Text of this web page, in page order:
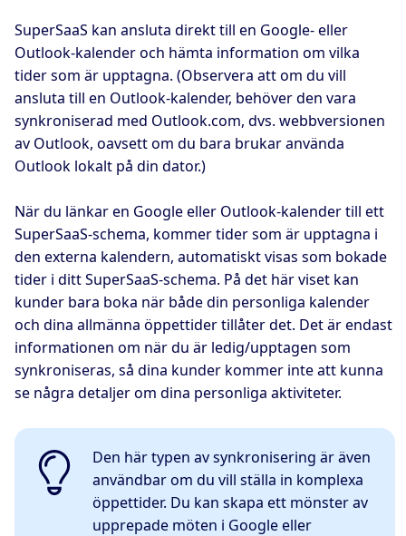
SuperSaaS kan ansluta direkt till en Google- eller
Outlook-kalender och hämta information om vilka
tider som är upptagna. (Observera att om du vill
ansluta till en Outlook-kalender, behöver den vara
synkroniserad med Outlook.com, dvs. webbversionen
av Outlook, oavsett om du bara brukar använda
Outlook lokalt på din dator.)
När du länkar en Google eller Outlook-kalender till ett
SuperSaaS-schema, kommer tider som är upptagna i
den externa kalendern, automatiskt visas som bokade
tider i ditt SuperSaaS-schema. På det här viset kan
kunder bara boka när både din personliga kalender
och dina allmänna öppettider tillåter det. Det är endast
informationen om när du är ledig/upptagen som
synkroniseras, så dina kunder kommer inte att kunna
se några detaljer om dina personliga aktiviteter.
Den här typen av synkronisering är även
användbar om du vill ställa in komplexa
öppettider. Du kan skapa ett mönster av
upprepade möten i Google eller